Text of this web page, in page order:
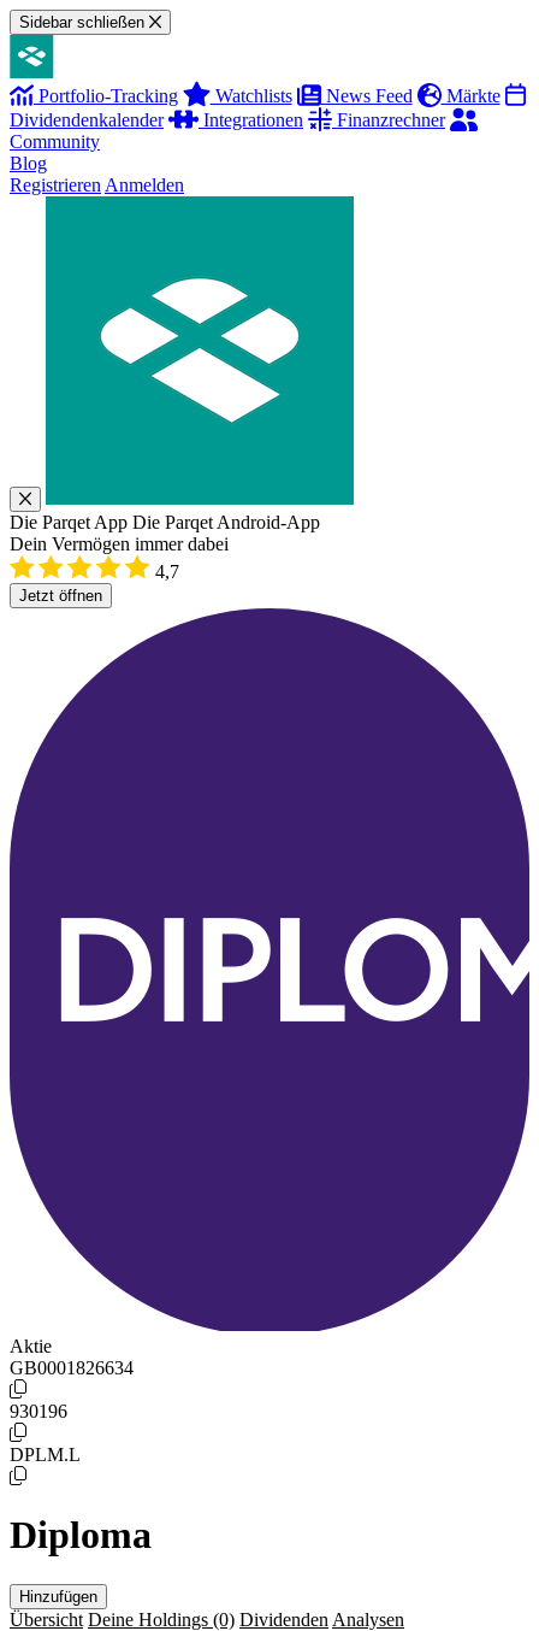
Sidebar schließen
Portfolio-Tracking Watchlists News Feed
Märkte
Dividendenkalender
Integrationen
Finanzrechner
Community
Blog
Registrieren Anmelden
Die Parqet App Die Parqet Android-App
Dein Vermögen immer dabei
4,7
Jetzt öffnen
Aktie
GB0001826634
930196
DPLM.L
Diploma
Hinzufügen
Übersicht Deine Holdings (0) Dividenden Analysen